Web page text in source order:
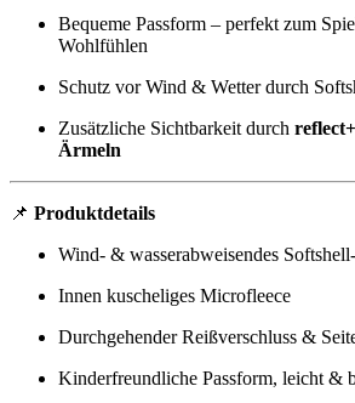
Bequeme Passform – perfekt zum
Wohlfühlen
Schutz vor Wind & Wetter durch
Zusätzliche Sichtbarkeit durch
Ärmeln
📌 Produktdetails
Wind- & wasserabweisendes
Innen kuscheliges Microfleece
Durchgehender Reißverschluss &
Kinderfreundliche Passform, leicht &